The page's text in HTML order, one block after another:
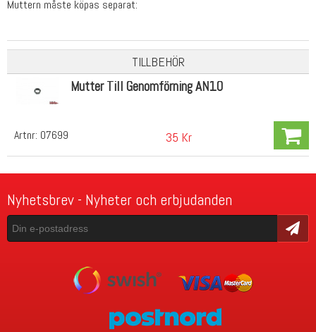
Muttern måste köpas separat:
TILLBEHÖR
Artnr: 07699
Mutter Till Genomförning AN10
35 Kr
Nyhetsbrev - Nyheter och erbjudanden
Skicka